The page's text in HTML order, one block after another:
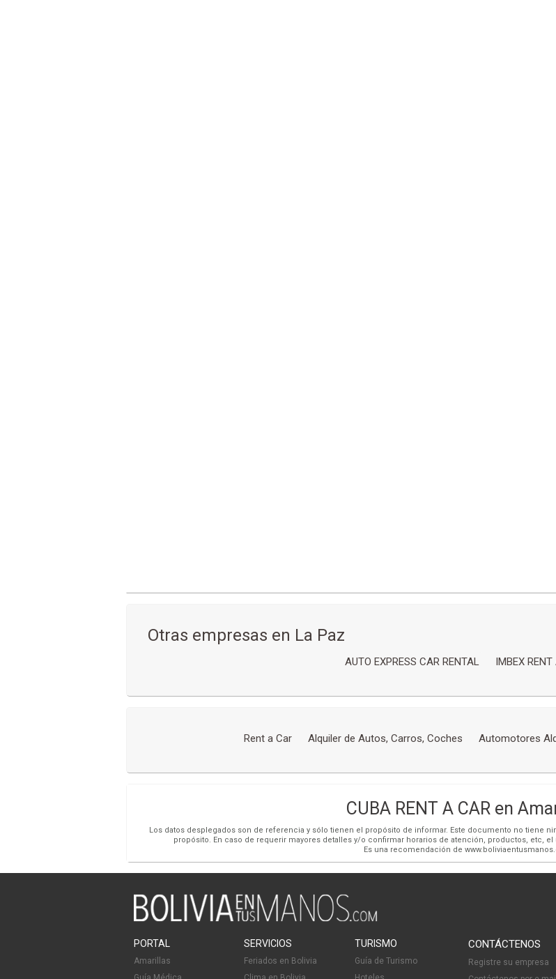
Otras empresas en La Paz
AUTO EXPRESS CAR RENTAL IMBEX
Rent a Car Alquiler de Autos, Carros, Coches Automotores
CUBA RENT A CAR en
Los datos desplegados son de referencia y sólo tienen el propósito de informar. Este documento no tiene
propósito. En caso de requerir mayores detalles y/o confirmar horarios de atención, productos, etc,
Es una recomendación de
PORTAL
Amarillas
SERVICIOS
Feriados en Bolivia
TURISMO
Guía de Turismo
CONTÁCTENOS
Registre su empresa